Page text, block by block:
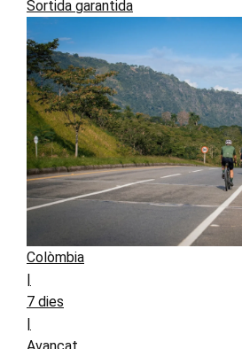
Sortida garantida
Colòmbia
|
7 dies
|
Avançat